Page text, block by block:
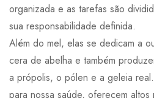
organizada e as tarefas são
sua responsabilidade definida.
Além do mel, elas se dedicam a
cera de abelha e também
a própolis, o pólen e a geleia
para nossa saúde, oferecem